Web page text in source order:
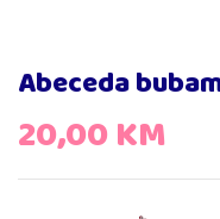
Abeceda
20,00KM